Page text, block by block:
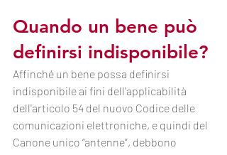
Quando un bene può
definirsi indisponibile?
Affinché un bene possa definirsi
indisponibile ai fini dell'applicabilità
dell'articolo 54 del nuovo Codice delle
comunicazioni elettroniche, e quindi del
Canone unico “antenne”, debbono